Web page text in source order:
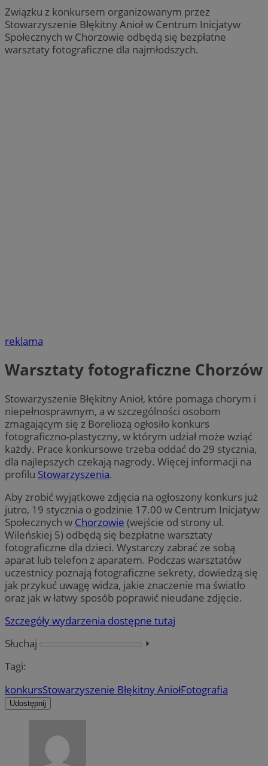
Związku z konkursem organizowanym przez
Stowarzyszenie Błękitny Anioł w Centrum Inicjatyw
Społecznych w Chorzowie odbędą się bezpłatne
warsztaty fotograficzne dla najmłodszych.
reklama
Warsztaty fotograficzne Chorzów
Stowarzyszenie Błękitny Anioł, które pomaga chorym i
niepełnosprawnym, a w szczególności osobom
zmagającym się z Boreliozą ogłosiło konkurs
fotograficzno-plastyczny, w którym udział może wziąć
każdy. Prace konkursowe trzeba oddać do 29 stycznia,
dla najlepszych czekają nagrody. Więcej informacji na
profilu Stowarzyszenia.
Aby zrobić wyjątkowe zdjęcia na ogłoszony konkurs już
jutro, 19 stycznia o godzinie 17.00 w Centrum Inicjatyw
Społecznych w Chorzowie (wejście od strony ul.
Wileńskiej 5) odbędą się bezpłatne warsztaty
fotograficzne dla dzieci. Wystarczy zabrać ze sobą
aparat lub telefon z aparatem. Podczas warsztatów
uczestnicy poznają fotograficzne sekrety, dowiedzą się
jak przykuć uwagę widza, jakie znaczenie ma światło
oraz jak w łatwy sposób poprawić nieudane zdjęcie.
Szczegóły wydarzenia dostępne tutaj
Słuchaj
⏵︎
Tagi:
konkursStowarzyszenie Błękitny AniołFotografia
Udostępnij